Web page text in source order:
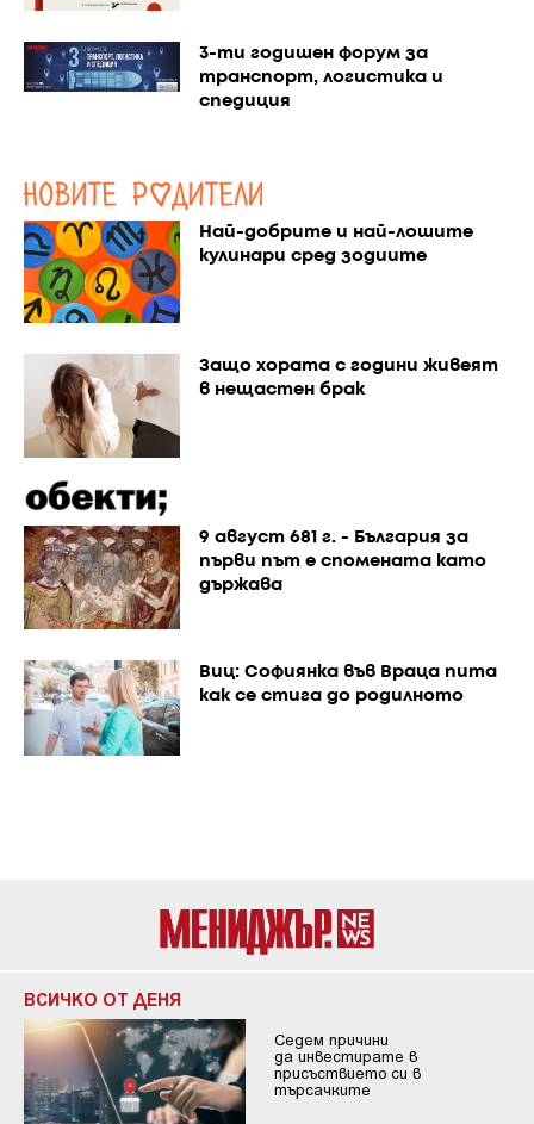
3-ти годишен форум за
транспорт, логистика и
спедиция
Най-добрите и най-лошите
кулинари сред зодиите
Защо хората с години живеят
в нещастен брак
9 август 681 г. - България за
първи път е спомената като
държава
Виц: Софиянка във Враца пита
как се стига до родилното
ВСИЧКО ОТ ДЕНЯ
Седем причини
да инвестирате в
присъствието си в
търсачките